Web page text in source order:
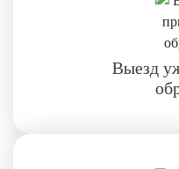
Выезд